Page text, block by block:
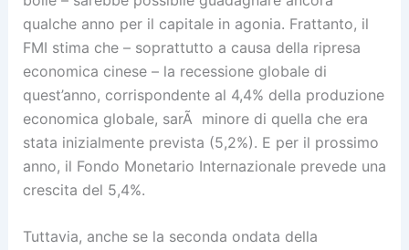
qualche anno per il capitale in agonia. Frattanto, il
FMI stima che – soprattutto a causa della ripresa
economica cinese – la recessione globale di
quest’anno, corrispondente al 4,4% della produzione
economica globale, sarÃ minore di quella che era
stata inizialmente prevista (5,2%). E per il prossimo
anno, il Fondo Monetario Internazionale prevede una
crescita del 5,4%.
Tuttavia, anche se la seconda ondata della